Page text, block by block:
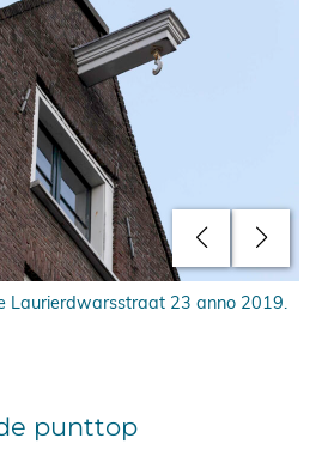
Laurierdwarsstraat 23 anno 2019.
punttop